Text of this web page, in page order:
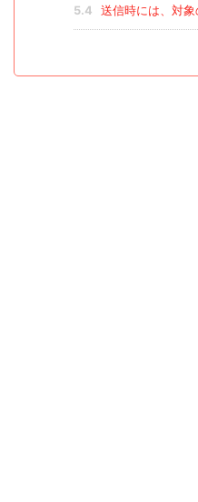
5.4 送信時には、対